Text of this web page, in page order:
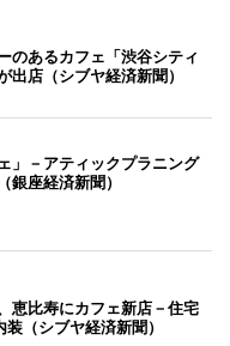
のあるカフェ「渋谷シティ
出店（シブヤ経済新聞）
」－アティックプラニング
銀座経済新聞）
恵比寿にカフェ新店－住宅
（シブヤ経済新聞）